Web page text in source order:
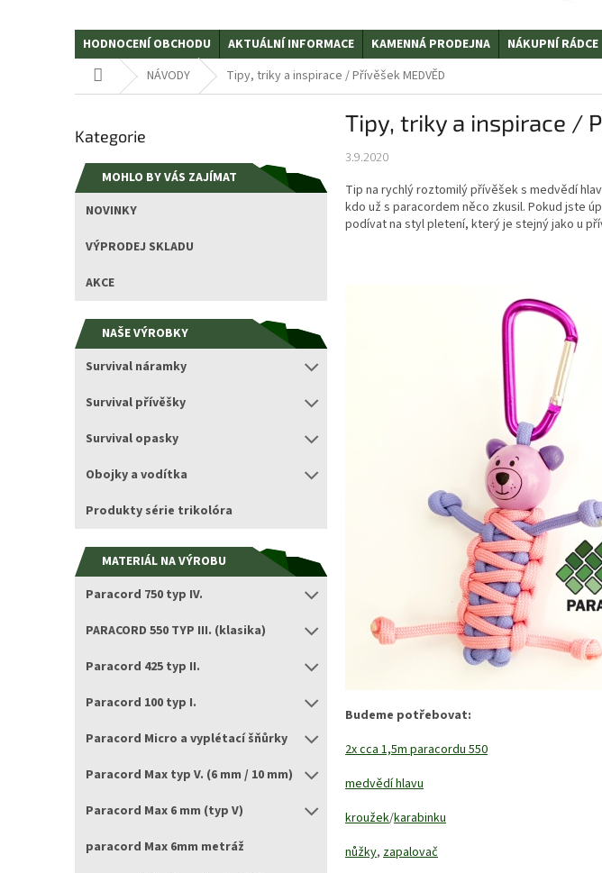
HODNOCENÍ OBCHODU AKTUÁLNÍ INFORMACE KAMENNÁ PRODEJNA NÁKUPNÍ RÁDCE
Domů NÁVODY Tipy, triky a inspirace / Přívěšek MEDVĚD
s
r
n
e
kategorie
Kategorie
MOHLO BY VÁS ZAJÍMAT
NOVINKY
VÝPRODEJ SKLADU
AKCE
NAŠE VÝROBKY
Survival náramky
Survival přívěšky
Survival opasky
Obojky a vodítka
Produkty série trikolóra
MATERIÁL NA VÝROBU
Paracord 750 typ IV.
PARACORD 550 TYP III. (klasika)
Paracord 425 typ II.
Paracord 100 typ I.
Paracord Micro a vyplétací šňůrky
Paracord Max typ V. (6 mm / 10 mm)
Paracord Max 6 mm (typ V)
paracord Max 6mm metráž
Tipy, triky a inspirace /
3.9.2020
Tip na rychlý roztomilý přívěšek s medvědí
kdo už s paracordem něco zkusil. Pokud jste
podívat na styl pletení, který je stejný jako u
Budeme potřebovat:
2x cca 1,5m paracordu 550
medvědí hlavu
kroužek/karabinku
nůžky, zapalovač